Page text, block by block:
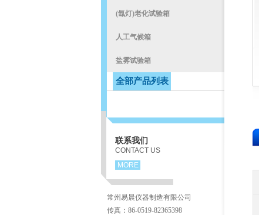
(氙灯)老化试验箱
人工气候箱
盐雾试验箱
全部产品列表
联系我们
CONTACT US
MORE
常州易晨仪器制造有限公司
传真：86-0519-82365398